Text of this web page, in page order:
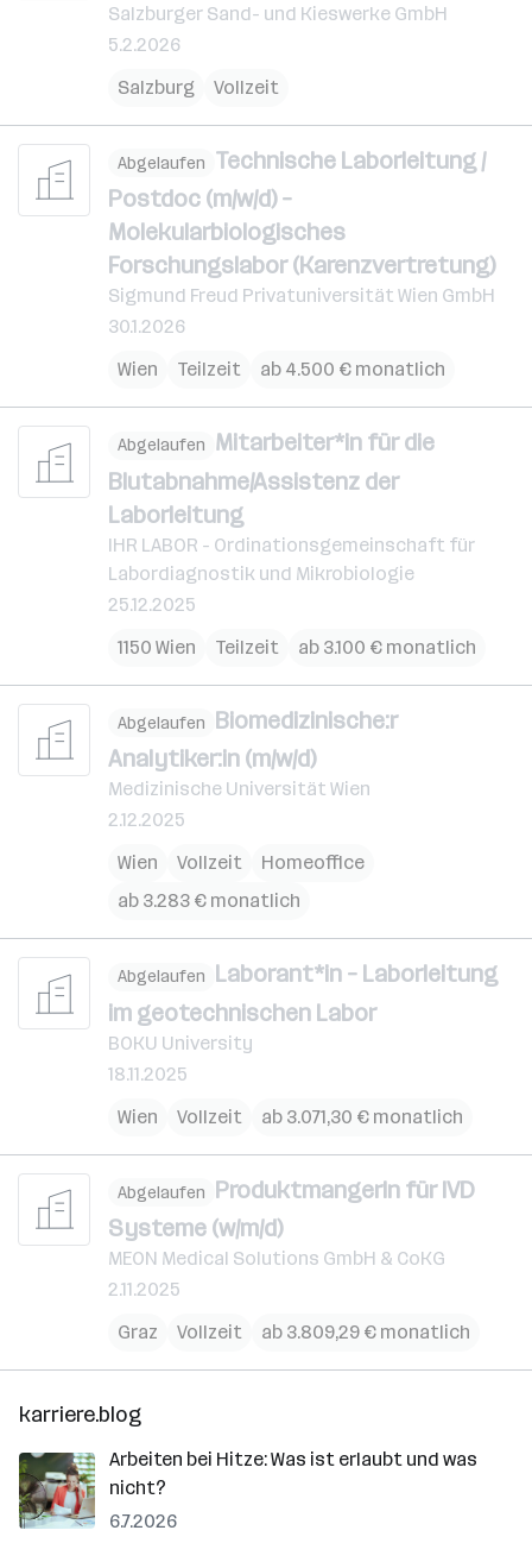
Salzburger Sand- und Kieswerke GmbH
5.2.2026
Salzburg
Vollzeit
Abgelaufen Technische Laborleitung /
Postdoc (m/w/d) –
Molekularbiologisches
Forschungslabor (Karenzvertretung)
Sigmund Freud Privatuniversität Wien GmbH
30.1.2026
Wien
Teilzeit ab 4.500 € monatlich
Abgelaufen Mitarbeiter*in für die
Blutabnahme/Assistenz der
Laborleitung
IHR LABOR - Ordinationsgemeinschaft für
Labordiagnostik und Mikrobiologie
25.12.2025
1150 Wien
Teilzeit ab 3.100 € monatlich
Abgelaufen Biomedizinische:r
Analytiker:in (m/w/d)
Medizinische Universität Wien
2.12.2025
Wien
Vollzeit
Homeoffice
ab 3.283 € monatlich
Abgelaufen Laborant*in – Laborleitung
im geotechnischen Labor
BOKU University
18.11.2025
Wien
Vollzeit ab 3.071,30 € monatlich
Abgelaufen ProduktmangerIn für IVD
Systeme (w/m/d)
MEON Medical Solutions GmbH & CoKG
2.11.2025
Graz
Vollzeit ab 3.809,29 € monatlich
karriere.blog
Arbeiten bei Hitze: Was ist erlaubt und was
nicht?
6.7.2026